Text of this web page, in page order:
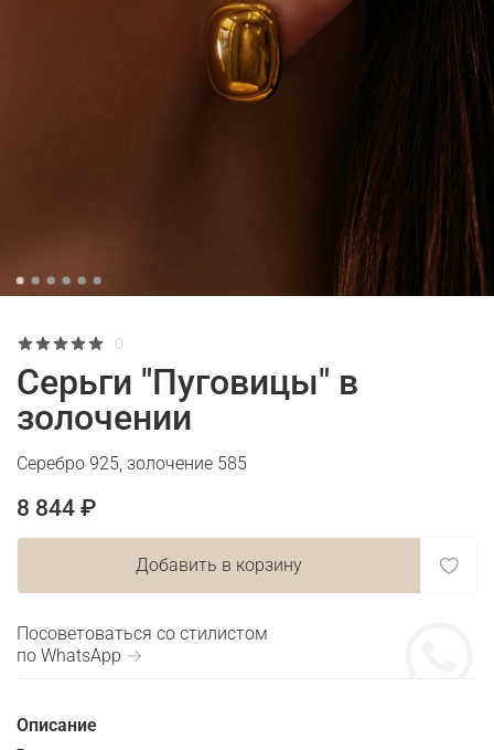
0
Серьги "Пуговицы" в
золочении
Серебро 925, золочение 585
8 844 ₽
Добавить в корзину
Посоветоваться со стилистом
по WhatsApp →
Описание